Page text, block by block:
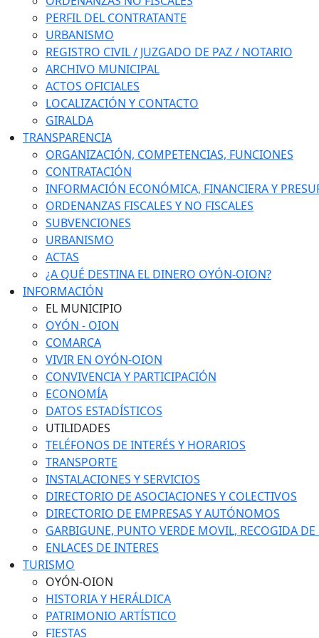
PERFIL DEL CONTRATANTE
URBANISMO
REGISTRO CIVIL / JUZGADO DE PAZ / NOTARIO
ARCHIVO MUNICIPAL
ACTOS OFICIALES
LOCALIZACIÓN Y CONTACTO
GIRALDA
TRANSPARENCIA
ORGANIZACIÓN, COMPETENCIAS, FUNCIONES
CONTRATACIÓN
INFORMACIÓN ECONÓMICA, FINANCIERA Y
ORDENANZAS FISCALES Y NO FISCALES
SUBVENCIONES
URBANISMO
ACTAS
¿A QUÉ DESTINA EL DINERO OYÓN-OION?
INFORMACIÓN
EL MUNICIPIO
OYÓN - OION
COMARCA
VIVIR EN OYÓN-OION
CONVIVENCIA Y PARTICIPACIÓN
ECONOMÍA
DATOS ESTADÍSTICOS
UTILIDADES
TELÉFONOS DE INTERÉS Y HORARIOS
TRANSPORTE
INSTALACIONES Y SERVICIOS
DIRECTORIO DE ASOCIACIONES Y COLECTIVOS
DIRECTORIO DE EMPRESAS Y AUTÓNOMOS
GARBIGUNE, PUNTO VERDE MOVIL, RECOGIDA DE
ENLACES DE INTERES
TURISMO
OYÓN-OION
HISTORIA Y HERÁLDICA
PATRIMONIO ARTÍSTICO
FIESTAS